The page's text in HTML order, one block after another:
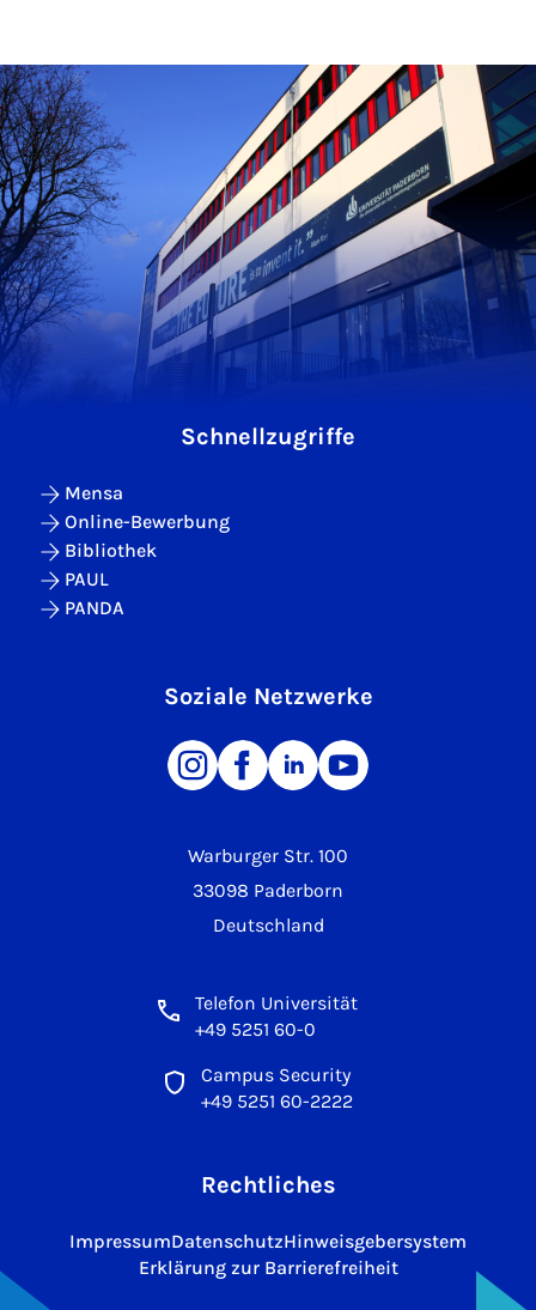
Warburger Str. 100
33098 Paderborn
Deutschland
Telefon Universität
+49 5251 60-0
Campus Security
+49 5251 60-2222
Schnellzugriffe
Mensa
Online-Bewerbung
Bibliothek
PAUL
PANDA
Soziale Netzwerke
Rechtliches
ImpressumDatenschutzHinweisgebersystem
Erklärung zur Barrierefreiheit